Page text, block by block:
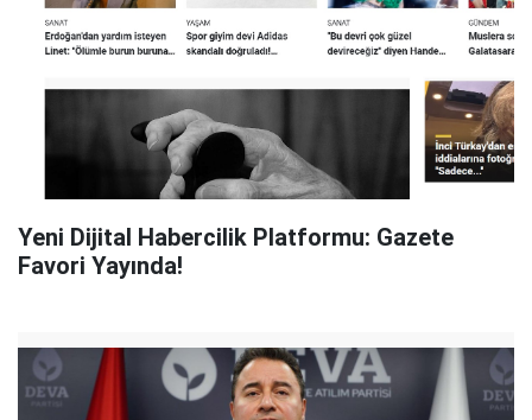
Yeni Dijital Habercilik Platformu: Gazete
Favori Yayında!